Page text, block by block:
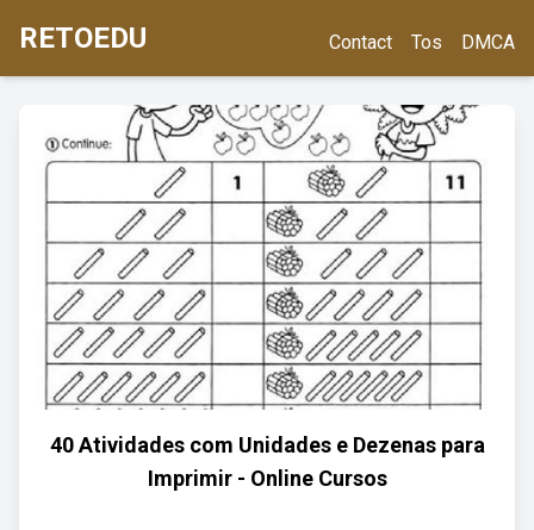
RETOEDU Contact Tos DMCA
40 Atividades com Unidades e Dezenas para
Imprimir - Online Cursos